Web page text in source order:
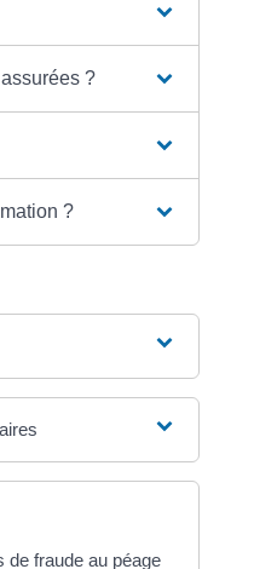
?
?
de fraude au péage